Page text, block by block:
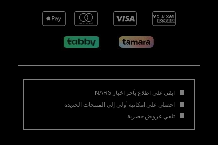
ابقي على اطلاع بآخر اخبار NARS
احصلي على امكانية أولى إلى المنتجات الجديدة
تلقي عروض حصرية